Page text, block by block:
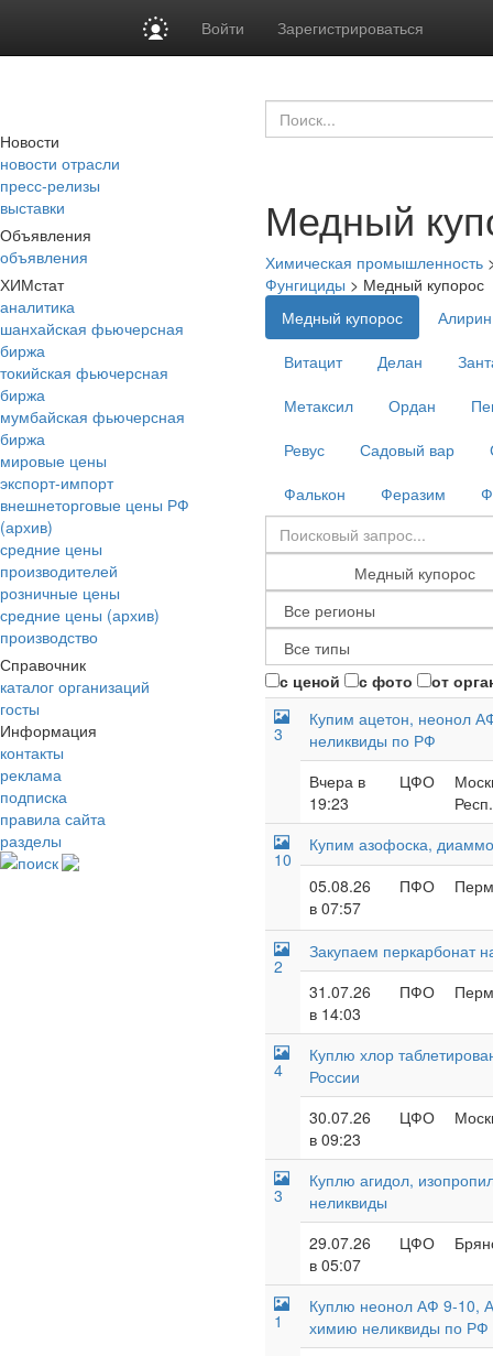
Войти Зарегистрироваться
Новости
новости отрасли
пресс-релизы
выставки
Объявления
объявления
ХИМстат
аналитика
шанхайская фьючерсная
биржа
токийская фьючерсная
биржа
мумбайская фьючерсная
биржа
мировые цены
экспорт-импорт
внешнеторговые цены РФ
(архив)
средние цены
производителей
розничные цены
средние цены (архив)
производство
Справочник
каталог организаций
госты
Информация
контакты
реклама
подписка
правила сайта
разделы
поиск
Медный
Химическая промышленность
Фунгициды > Медный купорос
Медный купорос
Алирин
Витацит
Делан
Метаксил
Ордан
Ревус
Садовый вар
Фалькон
Феразим
с ценой с фото от
3
Купим ацетон, неонол
неликвиды по РФ
Вчера в
19:23
ЦФО
10
Купим азофоска,
05.08.26
в 07:57
ПФО
2
Закупаем перкарбонат
31.07.26
в 14:03
ПФО
4
Куплю хлор
России
30.07.26
в 09:23
ЦФО
3
Куплю агидол,
неликвиды
29.07.26
в 05:07
ЦФО
1
Куплю неонол АФ 9-10,
химию неликвиды по РФ